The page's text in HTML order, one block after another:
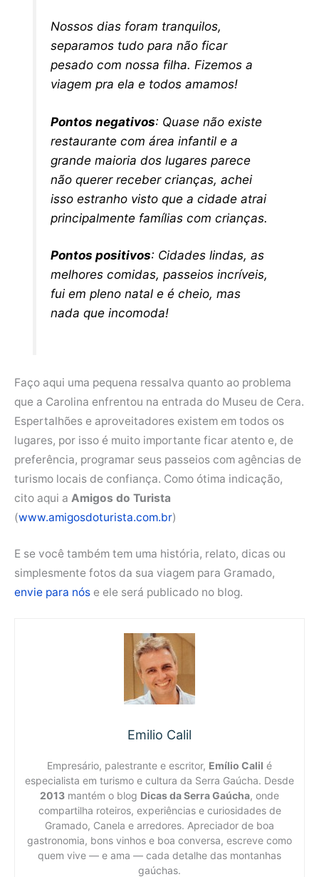
Nossos dias foram tranquilos,
separamos tudo para não ficar
pesado com nossa filha. Fizemos a
viagem pra ela e todos amamos!
Pontos negativos: Quase não existe
restaurante com área infantil e a
grande maioria dos lugares parece
não querer receber crianças, achei
isso estranho visto que a cidade atrai
principalmente famílias com crianças.
Pontos positivos: Cidades lindas, as
melhores comidas, passeios incríveis,
fui em pleno natal e é cheio, mas
nada que incomoda!
Faço aqui uma pequena ressalva quanto ao problema
que a Carolina enfrentou na entrada do Museu de Cera.
Espertalhões e aproveitadores existem em todos os
lugares, por isso é muito importante ficar atento e, de
preferência, programar seus passeios com agências de
turismo locais de confiança. Como ótima indicação,
cito aqui a Amigos do Turista
(www.amigosdoturista.com.br)
E se você também tem uma história, relato, dicas ou
simplesmente fotos da sua viagem para Gramado,
envie para nós e ele será publicado no blog.
Emilio Calil
Empresário, palestrante e escritor, Emílio Calil é
especialista em turismo e cultura da Serra Gaúcha. Desde
2013 mantém o blog Dicas da Serra Gaúcha, onde
compartilha roteiros, experiências e curiosidades de
Gramado, Canela e arredores. Apreciador de boa
gastronomia, bons vinhos e boa conversa, escreve como
quem vive — e ama — cada detalhe das montanhas
gaúchas.